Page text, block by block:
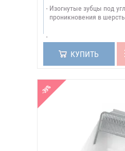
Изогнутые зубцы под
проникновения в шерсть
КУПИТЬ
-39%